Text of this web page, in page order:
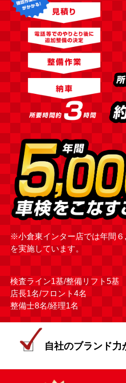
※小倉東インター店では年間
を実施しています。
検査ライン1基/整備リフト5基
店長1名/フロント4名
整備士8名/経理1名
自社のブランド力